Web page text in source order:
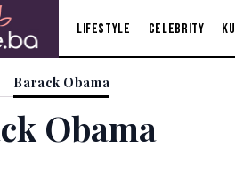
Lifestyle Celebrity
Barack Obama
Obama